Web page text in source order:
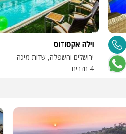
וילה אקסודוס
ירושלים והשפלה, שדות מיכה
4 חדרים